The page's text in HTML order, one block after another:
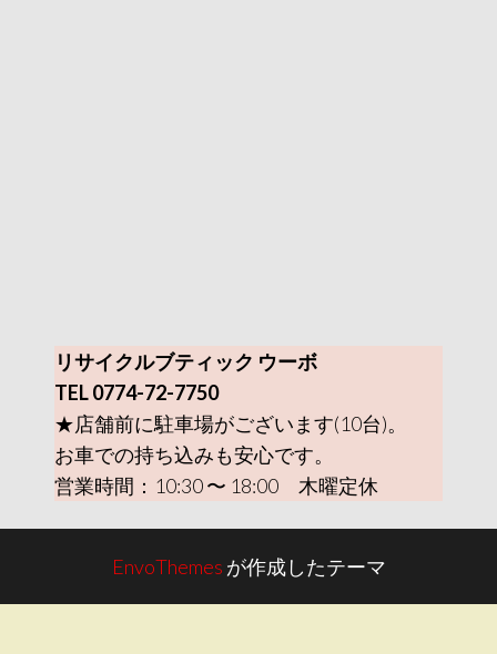
リサイクルブティック ウーボ
TEL 0774-72-7750
★店舗前に駐車場がございます(10台)。
お車での持ち込みも安心です。
営業時間：10:30 〜 18:00 木曜定休
EnvoThemes が作成したテーマ